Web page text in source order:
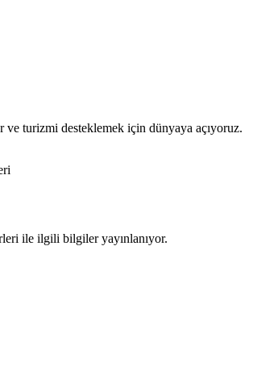
turizmi desteklemek için dünyaya açıyoruz.
ile ilgili bilgiler yayınlanıyor.